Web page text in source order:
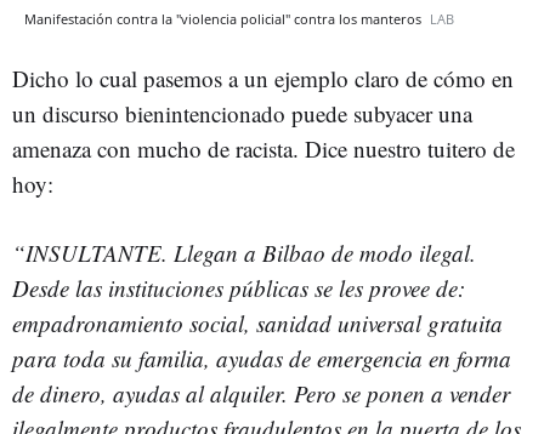
Manifestación contra la "violencia policial" contra los manteros LAB
Dicho lo cual pasemos a un ejemplo claro de cómo en
un discurso bienintencionado puede subyacer una
amenaza con mucho de racista. Dice nuestro tuitero de
hoy:
“INSULTANTE. Llegan a Bilbao de modo ilegal.
Desde las instituciones públicas se les provee de:
empadronamiento social, sanidad universal gratuita
para toda su familia, ayudas de emergencia en forma
de dinero, ayudas al alquiler. Pero se ponen a vender